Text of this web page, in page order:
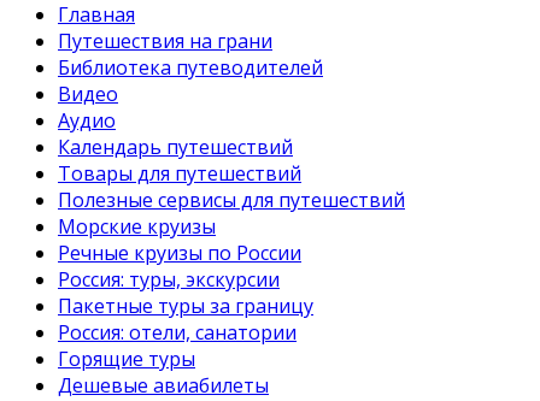
Главная
Путешествия на грани
Библиотека путеводителей
Видео
Аудио
Календарь путешествий
Товары для путешествий
Полезные сервисы для путешествий
Морские круизы
Речные круизы по России
Россия: туры, экскурсии
Пакетные туры за границу
Россия: отели, санатории
Горящие туры
Дешевые авиабилеты